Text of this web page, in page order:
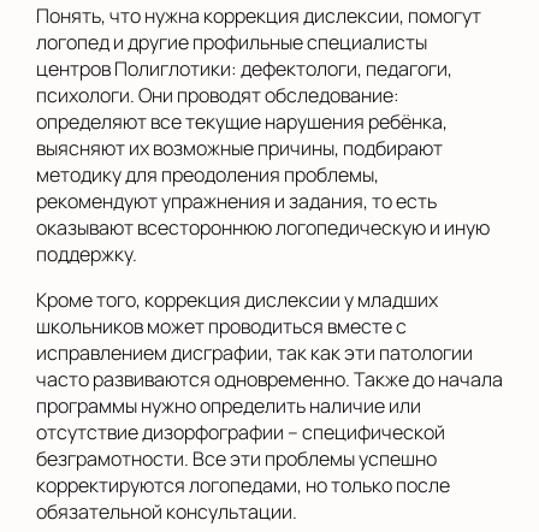
Понять, что нужна коррекция дислексии, помогут
логопед и другие профильные специалисты
центров Полиглотики: дефектологи, педагоги,
психологи. Они проводят обследование:
определяют все текущие нарушения ребёнка,
выясняют их возможные причины, подбирают
методику для преодоления проблемы,
рекомендуют упражнения и задания, то есть
оказывают всестороннюю логопедическую и иную
поддержку.
Кроме того, коррекция дислексии у младших
школьников может проводиться вместе с
исправлением дисграфии, так как эти патологии
часто развиваются одновременно. Также до начала
программы нужно определить наличие или
отсутствие дизорфографии – специфической
безграмотности. Все эти проблемы успешно
корректируются логопедами, но только после
обязательной консультации.